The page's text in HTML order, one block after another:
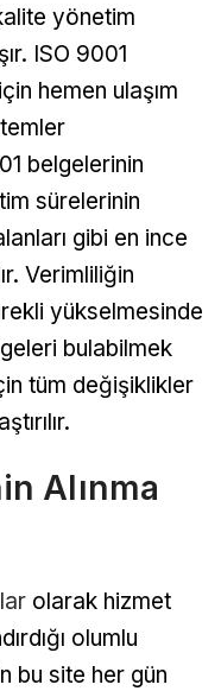
yönetim
ISO 9001
hemen ulaşım
belgelerinin
sürelerinin
gibi en ince
Verimliliğin
yükselmesinde
bulabilmek
tüm değişiklikler
Alınma
olarak hizmet
olumlu
bu site her gün